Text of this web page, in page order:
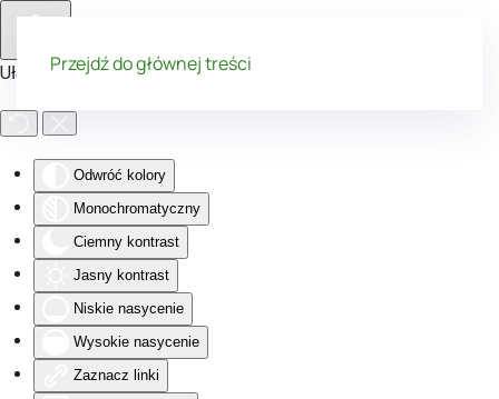
Ułatwienia dostępu
Odwróć kolory
Monochromatyczny
Ciemny kontrast
Jasny kontrast
Niskie nasycenie
Wysokie nasycenie
Zaznacz linki
Przejdź do głównej treści